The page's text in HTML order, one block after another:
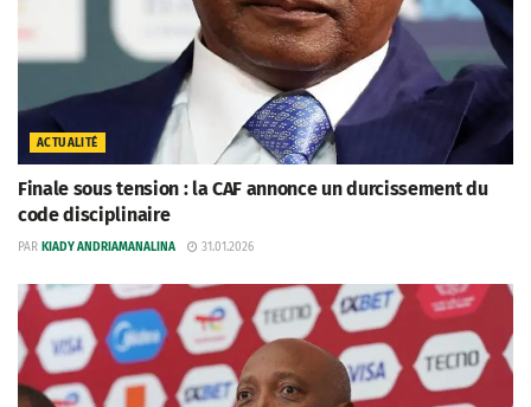
ACTUALITÉ
Finale sous tension : la CAF annonce un durcissement du
code disciplinaire
PAR KIADY ANDRIAMANALINA 31.01.2026